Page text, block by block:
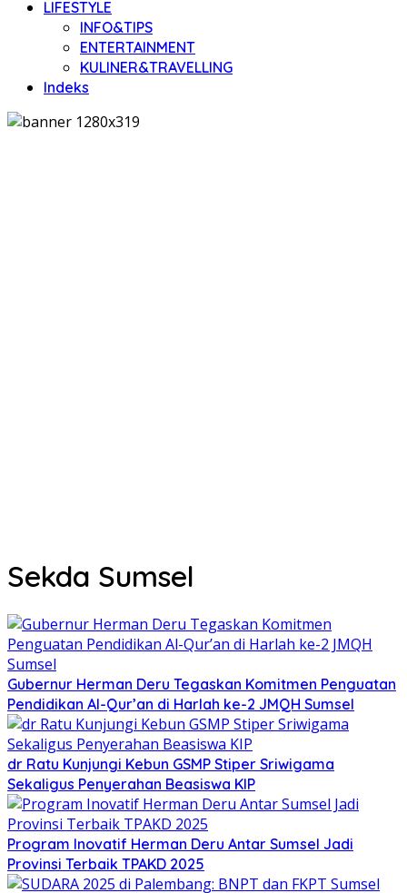
LIFESTYLE
INFO&TIPS
ENTERTAINMENT
KULINER&TRAVELLING
Indeks
Sekda Sumsel
Gubernur Herman Deru Tegaskan Komitmen Penguatan
Pendidikan Al-Qur’an di Harlah ke-2 JMQH Sumsel
dr Ratu Kunjungi Kebun GSMP Stiper Sriwigama
Sekaligus Penyerahan Beasiswa KIP
Program Inovatif Herman Deru Antar Sumsel Jadi
Provinsi Terbaik TPAKD 2025